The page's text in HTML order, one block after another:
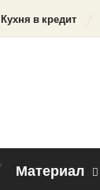
Кухня в кредит
Материал